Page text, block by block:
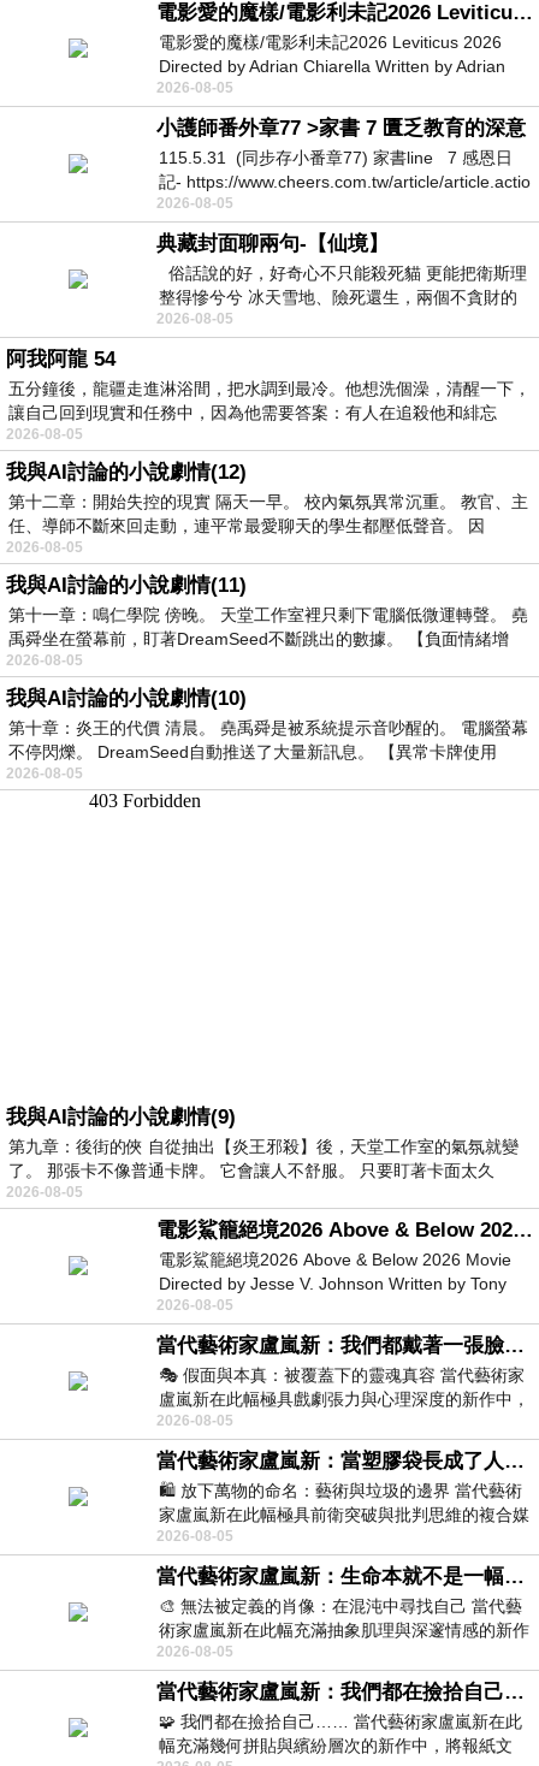
電影愛的魔樣/電影利未記2026 Leviticus 2026
電影愛的魔樣/電影利未記2026 Leviticus 2026
Directed by Adrian Chiarella Written by Adrian
Chiarella Starring Joe Bird
2026-08-05
小護師番外章77 >家書 7 匱乏教育的深意
115.5.31 (同步存小番章77) 家書line 7 感恩日
記- https://www.cheers.com.tw/article/article.actio
2026-08-05
典藏封面聊兩句-【仙境】
俗話說的好，好奇心不只能殺死貓 更能把衛斯理
整得慘兮兮 冰天雪地、險死還生，兩個不貪財的
人尋什麼寶？ 人家追尋愛情還
2026-08-05
阿我阿龍 54
五分鐘後，龍疆走進淋浴間，把水調到最冷。他想洗個澡，清醒一下，
讓自己回到現實和任務中，因為他需要答案：有人在追殺他和緋忘
2026-08-05
我與AI討論的小說劇情(12)
第十二章：開始失控的現實 隔天一早。 校內氣氛異常沉重。 教官、主
任、導師不斷來回走動，連平常最愛聊天的學生都壓低聲音。 因
2026-08-05
我與AI討論的小說劇情(11)
第十一章：鳴仁學院 傍晚。 天堂工作室裡只剩下電腦低微運轉聲。 堯
禹舜坐在螢幕前，盯著DreamSeed不斷跳出的數據。 【負面情緒增
2026-08-05
我與AI討論的小說劇情(10)
第十章：炎王的代價 清晨。 堯禹舜是被系統提示音吵醒的。 電腦螢幕
不停閃爍。 DreamSeed自動推送了大量新訊息。 【異常卡牌使用
2026-08-05
我與AI討論的小說劇情(9)
第九章：後街的俠 自從抽出【炎王邪殺】後，天堂工作室的氣氛就變
了。 那張卡不像普通卡牌。 它會讓人不舒服。 只要盯著卡面太久
2026-08-05
電影鯊籠絕境2026 Above & Below 2026 Movie
電影鯊籠絕境2026 Above & Below 2026 Movie
Directed by Jesse V. Johnson Written by Tony
Giordano Starring Laura Maran
2026-08-05
當代藝術家盧嵐新：我們都戴著一張臉，可真正的自己，總藏在那些被塗抹、被覆蓋的痕跡裡
🎭 假面與本真：被覆蓋下的靈魂真容 當代藝術家
盧嵐新在此幅極具戲劇張力與心理深度的新作中，
運用質感豐富的紙材肌理、墨痕與大膽的
2026-08-05
當代藝術家盧嵐新：當塑膠袋長成了人的模樣，我們的目光是否學會了放下偏見？
🛍️ 放下萬物的命名：藝術與垃圾的邊界 當代藝術
家盧嵐新在此幅極具前衛突破與批判思維的複合媒
材新作中，直接將被大眾定義為廢棄物
2026-08-05
當代藝術家盧嵐新：生命本就不是一幅能被定義的肖像，在混亂與交疊中拼湊完整的靈魂
🎨 無法被定義的肖像：在混沌中尋找自己 當代藝
術家盧嵐新在此幅充滿抽象肌理與深邃情感的新作
中，以灰白為基底，交織著塗抹、刮擦與
2026-08-05
當代藝術家盧嵐新：我們都在撿拾自己，將散落的情緒與碎片，拼回生命完整的輪廓
🧩 我們都在撿拾自己…… 當代藝術家盧嵐新在此
幅充滿幾何拼貼與繽紛層次的新作中，將報紙文